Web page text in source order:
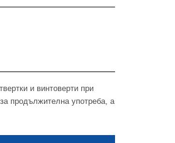
и винтоверти при
продължителна употреба, а